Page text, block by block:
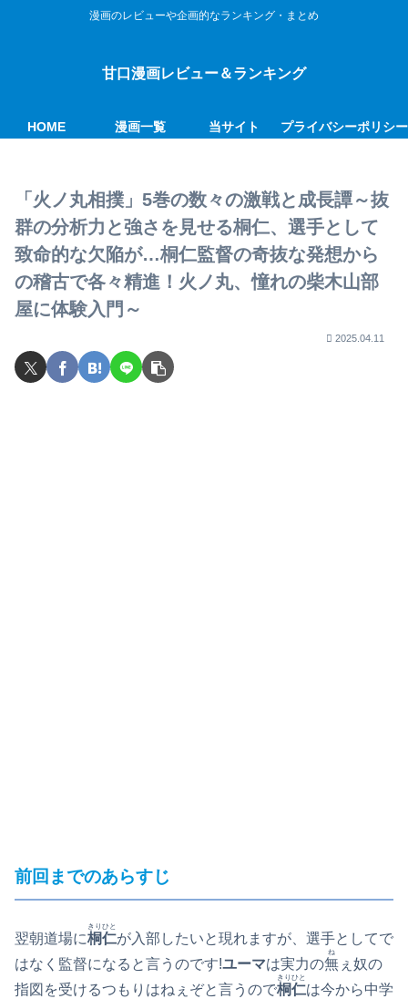
漫画のレビューや企画的なランキング・まとめ
甘口漫画レビュー＆ランキング
HOME 漫画一覧 当サイト プライバシーポリシー
「火ノ丸相撲」5巻の数々の激戦と成長譚～抜
群の分析力と強さを見せる桐仁、選手として
致命的な欠陥が…桐仁監督の奇抜な発想から
の稽古で各々精進！火ノ丸、憧れの柴木山部
屋に体験入門～
2025.04.11
前回までのあらすじ
翌朝道場に桐仁
きりひと
が入部したいと現れますが、選手としてで
はなく監督になると言うのです!ユーマは実力の無
ね
ぇ奴の
指図を受けるつもりはねぇぞと言うので桐仁
きりひと
は今から中学